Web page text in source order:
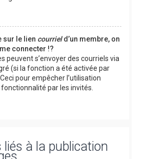
sur le lien courrield’un membre, on
connecter !?
peuvent s’envoyer des courriels via
(si la fonction a été activée par
pour empêcher l’utilisation
par les invités.
liés à la publication